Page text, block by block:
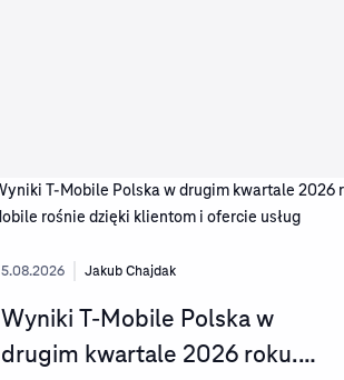
5.08.2026 Jakub Chajdak
Wyniki T-Mobile Polska w
drugim kwartale 2026 roku.